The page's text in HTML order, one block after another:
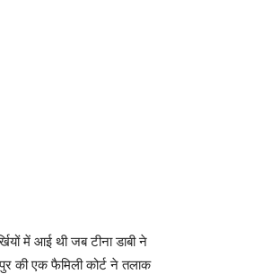
में आई थी जब टीना डाबी ने
की एक फैमिली कोर्ट ने तलाक